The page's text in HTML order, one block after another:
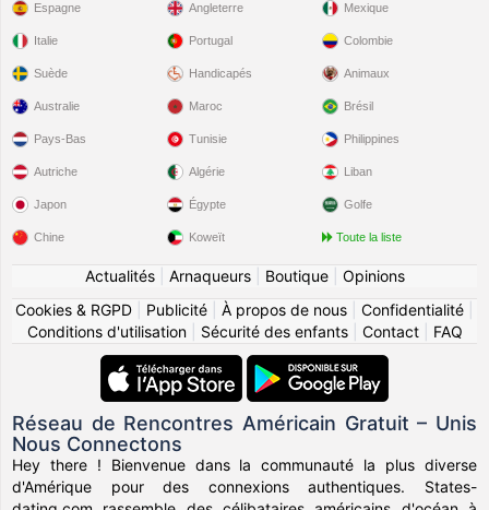
Espagne
Italie
Suède
Angleterre
Portugal
Handicapés
Mexique
Colombie
Animaux
Australie
Pays-Bas
Autriche
Japon
Chine
Maroc
Tunisie
Algérie
Égypte
Koweït
Brésil
Philippines
Liban
Golfe
Toute la liste
Actualités| Arnaqueurs| Boutique| Opinions
Cookies & RGPD
Publicité À propos de nous Confidentialité
Conditions d'utilisation| Sécurité des enfants| Contact| FAQ
Réseau de Rencontres Américain Gratuit – Unis
Nous Connectons
Hey there ! Bienvenue dans la communauté la plus diverse
d'Amérique pour des connexions authentiques. States-